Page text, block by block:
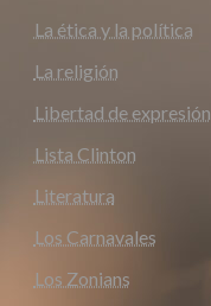
La ética y la política
La religión
Libertad de expresión
Lista Clinton
Literatura
Los Carnavales
Los Zonians